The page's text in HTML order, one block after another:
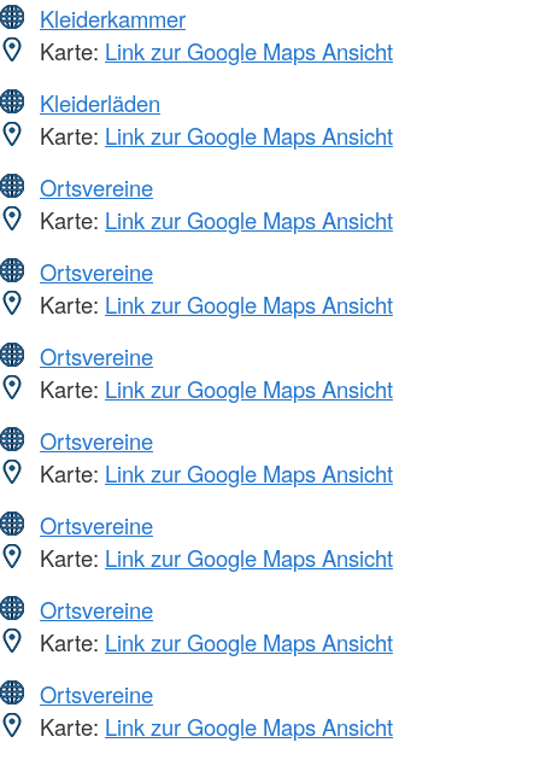
Kleiderkammer
Karte: Link zur Google Maps Ansicht
Kleiderläden
Karte: Link zur Google Maps Ansicht
Ortsvereine
Karte: Link zur Google Maps Ansicht
Ortsvereine
Karte: Link zur Google Maps Ansicht
Ortsvereine
Karte: Link zur Google Maps Ansicht
Ortsvereine
Karte: Link zur Google Maps Ansicht
Ortsvereine
Karte: Link zur Google Maps Ansicht
Ortsvereine
Karte: Link zur Google Maps Ansicht
Ortsvereine
Karte: Link zur Google Maps Ansicht